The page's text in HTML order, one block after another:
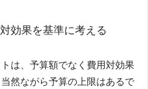
効果を基準に考える
は、予算額でなく費用対効果
然ながら予算の上限はあるで